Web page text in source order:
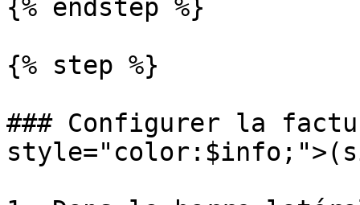
{% endstep %}
{% step %}
### Configurer la